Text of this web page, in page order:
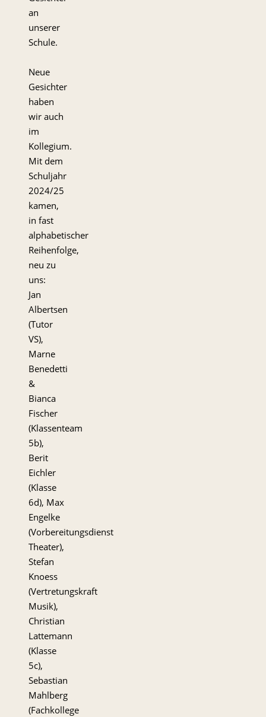
an
unserer
Schule.
Neue
Gesichter
haben
wir auch
im
Kollegium.
Mit dem
Schuljahr
2024/25
kamen,
in fast
alphabetischer
Reihenfolge,
neu zu
uns:
Jan
Albertsen
(Tutor
VS),
Marne
Benedetti
&
Bianca
Fischer
(Klassenteam
5b),
Berit
Eichler
(Klasse
6d), Max
Engelke
(Vorbereitungsdienst
Theater),
Stefan
Knoess
(Vertretungskraft
Musik),
Christian
Lattemann
(Klasse
5c),
Sebastian
Mahlberg
(Fachkollege